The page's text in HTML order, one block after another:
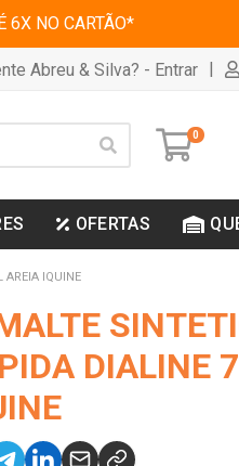
6X NO CARTÃO*
Abreu & Silva? - Entrar |
0
OFERTAS
AREIA IQUINE
DIALINE